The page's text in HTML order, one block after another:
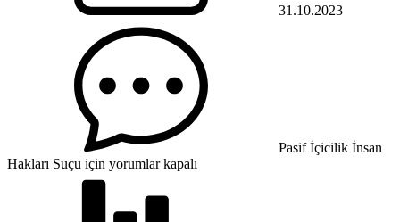
31.10.2023
Pasif İçicilik İnsan
Hakları Suçu için yorumlar kapalı